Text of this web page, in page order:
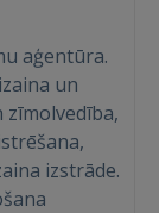
aģentūra.
un
izstrāde.